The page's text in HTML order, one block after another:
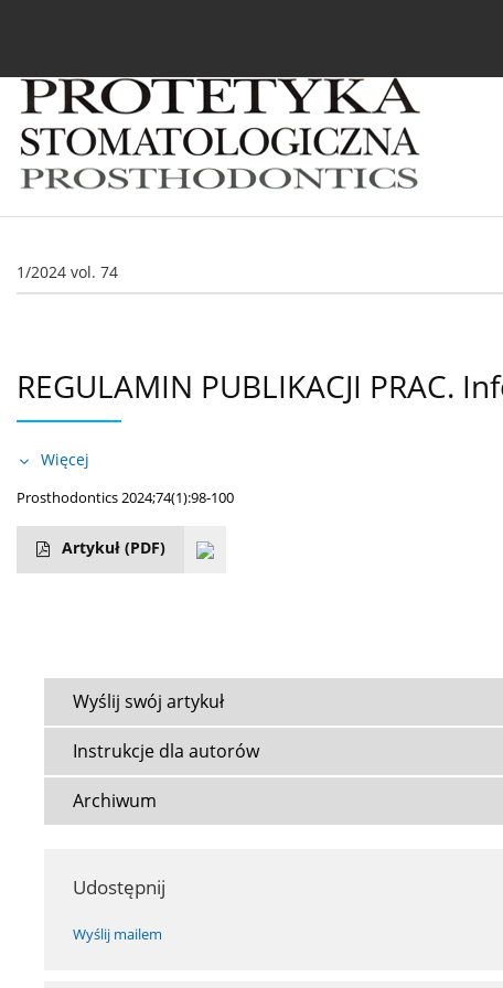
1/2024 vol. 74
REGULAMIN PUBLIKACJI PRAC.
Więcej
Prosthodontics 2024;74(1):98-100
Artykuł (PDF)
Wyślij swój artykuł
Instrukcje dla autorów
Archiwum
Udostępnij
Wyślij mailem